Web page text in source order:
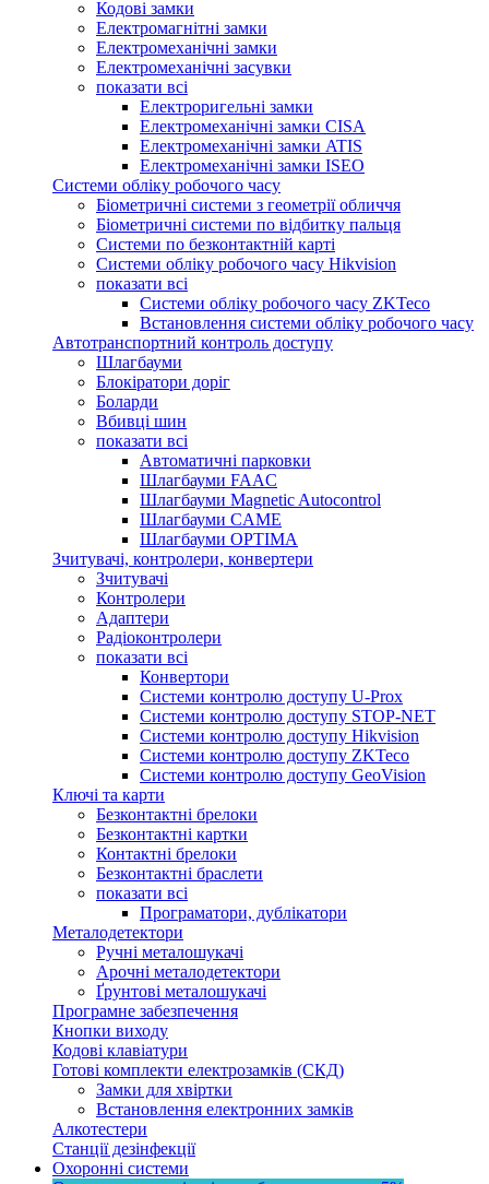
Кодові замки
Електромагнітні замки
Електромеханічні замки
Електромеханічні засувки
показати всі
Електроригельні замки
Електромеханічні замки CISA
Електромеханічні замки ATIS
Електромеханічні замки ISEO
Системи обліку робочого часу
Біометричні системи з геометрії обличчя
Біометричні системи по відбитку пальця
Системи по безконтактній карті
Системи обліку робочого часу Hikvision
показати всі
Системи обліку робочого часу ZKTeco
Встановлення системи обліку робочого часу
Автотранспортний контроль доступу
Шлагбауми
Блокіратори доріг
Боларди
Вбивці шин
показати всі
Автоматичні парковки
Шлагбауми FAAC
Шлагбауми Magnetic Autocontrol
Шлагбауми CAME
Шлагбауми OPTIMA
Зчитувачі, контролери, конвертери
Зчитувачі
Контролери
Адаптери
Радіоконтролери
показати всі
Конвертори
Системи контролю доступу U-Prox
Системи контролю доступу STOP-NET
Системи контролю доступу Hikvision
Системи контролю доступу ZKTeco
Системи контролю доступу GeoVision
Ключі та карти
Безконтактні брелоки
Безконтактні картки
Контактні брелоки
Безконтактні браслети
показати всі
Програматори, дублікатори
Металодетектори
Ручні металошукачі
Арочні металодетектори
Ґрунтові металошукачі
Програмне забезпечення
Кнопки виходу
Кодові клавіатури
Готові комплекти електрозамків (СКД)
Замки для хвіртки
Встановлення електронних замків
Алкотестери
Станції дезінфекції
Охоронні системи